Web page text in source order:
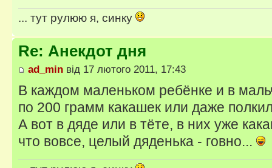
... тут рулюю я, синку
Re: Анекдот дня
ad_min від 17 лютого 2011, 17:43
В каждом маленьком ребёнке и в
по 200 грамм какашек или даже
А вот в дяде или в тёте, в них уже
что вовсе, целый дяденька - говно...